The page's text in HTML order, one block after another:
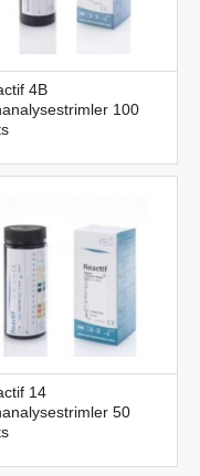
4B
100
14
50